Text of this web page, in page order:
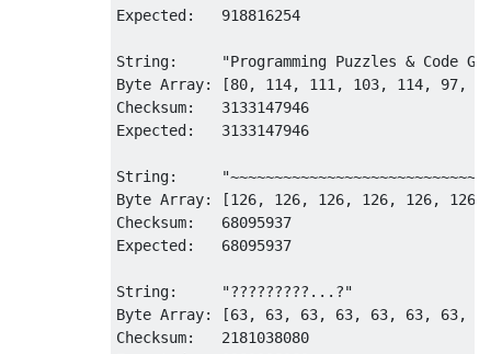
Expected:   918816254
String:     "Programming Puzzles & Code
Byte Array: [80, 114, 111, 103, 114, 97,
Checksum:   3133147946
Expected:   3133147946
String:
Byte Array: [126, 126, 126, 126, 126,
Checksum:   68095937
Expected:   68095937
String:     "?????????...?"
Byte Array: [63, 63, 63, 63, 63, 63, 63,
Checksum:   2181038080